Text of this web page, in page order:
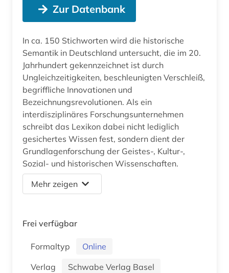
Zur Datenbank
In ca. 150 Stichworten wird die historische
Semantik in Deutschland untersucht, die im 20.
Jahrhundert gekennzeichnet ist durch
Ungleichzeitigkeiten, beschleunigten Verschleiß,
begriffliche Innovationen und
Bezeichnungsrevolutionen. Als ein
interdisziplinäres Forschungsunternehmen
schreibt das Lexikon dabei nicht lediglich
gesichertes Wissen fest, sondern dient der
Grundlagenforschung der Geistes-, Kultur-,
Sozial- und historischen Wissenschaften.
Mehr zeigen
Frei verfügbar
Formaltyp
Online
Verlag
Schwabe Verlag Basel